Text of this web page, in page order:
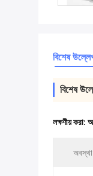
বিশেষ
বিশেষ
লক্ষণীয় করা: